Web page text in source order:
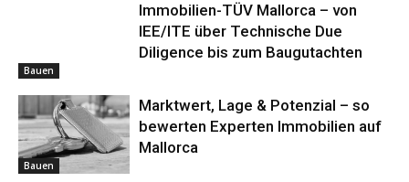
Bauen
Immobilien-TÜV Mallorca – von
IEE/ITE über Technische Due
Diligence bis zum Baugutachten
Bauen
Marktwert, Lage & Potenzial – so
bewerten Experten Immobilien auf
Mallorca